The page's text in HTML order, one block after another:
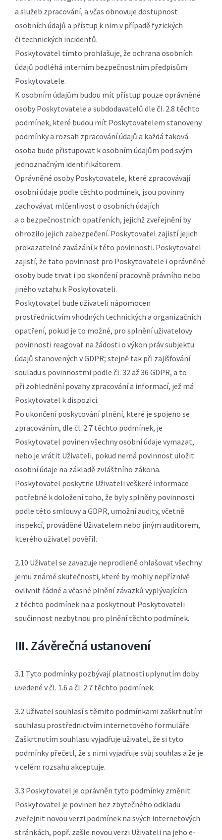
a služeb zpracování, a včas obnovuje dostupnost
osobních údajů a přístup k nim v případě fyzických
či technických incidentů.
Poskytovatel tímto prohlašuje, že ochrana osobních
údajů podléhá interním bezpečnostním předpisům
Poskytovatele.
K osobním údajům budou mít přístup pouze oprávněné
osoby Poskytovatele a subdodavatelů dle čl. 2.8 těchto
podmínek, které budou mít Poskytovatelem stanoveny
podmínky a rozsah zpracování údajů a každá taková
osoba bude přistupovat k osobním údajům pod svým
jednoznačným identifikátorem.
Oprávněné osoby Poskytovatele, které zpracovávají
osobní údaje podle těchto podmínek, jsou povinny
zachovávat mlčenlivost o osobních údajích
a o bezpečnostních opatřeních, jejichž zveřejnění by
ohrozilo jejich zabezpečení. Poskytovatel zajistí jejich
prokazatelné zavázání k této povinnosti. Poskytovatel
zajistí, že tato povinnost pro Poskytovatele i oprávněné
osoby bude trvat i po skončení pracovně právního nebo
jiného vztahu k Poskytovateli.
Poskytovatel bude uživateli nápomocen
prostřednictvím vhodných technických a organizačních
opatření, pokud je to možné, pro splnění uživatelovy
povinnosti reagovat na žádosti o výkon práv subjektu
údajů stanovených v GDPR; stejně tak při zajišťování
souladu s povinnostmi podle čl. 32 až 36 GDPR, a to
při zohlednění povahy zpracování a informací, jež má
Poskytovatel k dispozici.
Po ukončení poskytování plnění, které je spojeno se
zpracováním, dle čl. 2.7 těchto podmínek, je
Poskytovatel povinen všechny osobní údaje vymazat,
nebo je vrátit Uživateli, pokud nemá povinnost uložit
osobní údaje na základě zvláštního zákona.
Poskytovatel poskytne Uživateli veškeré informace
potřebné k doložení toho, že byly splněny povinnosti
podle této smlouvy a GDPR, umožní audity, včetně
inspekcí, prováděné Uživatelem nebo jiným auditorem,
kterého uživatel pověřil.
2.10 Uživatel se zavazuje neprodleně ohlašovat všechny
jemu známé skutečnosti, které by mohly nepříznivě
ovlivnit řádné a včasné plnění závazků vyplývajících
z těchto podmínek na a poskytnout Poskytovateli
součinnost nezbytnou pro plnění těchto podmínek.
III. Závěrečná ustanovení
3.1 Tyto podmínky pozbývají platnosti uplynutím doby
uvedené v čl. 1.6 a čl. 2.7 těchto podmínek.
3.2 Uživatel souhlasí s těmito podmínkami zaškrtnutím
souhlasu prostřednictvím internetového formuláře.
Zaškrtnutím souhlasu vyjadřuje uživatel, že si tyto
podmínky přečetl, že s nimi vyjadřuje svůj souhlas a že je
v celém rozsahu akceptuje.
3.3 Poskytovatel je oprávněn tyto podmínky změnit.
Poskytovatel je povinen bez zbytečného odkladu
zveřejnit novou verzi podmínek na svých internetových
stránkách, popř. zašle novou verzi Uživateli na jeho e-